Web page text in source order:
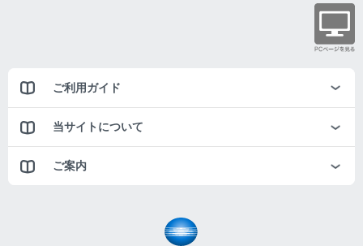
ご利用ガイド
当サイトについて
ご案内